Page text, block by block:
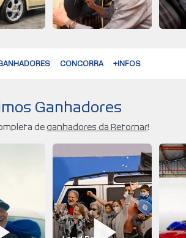
CONCORRA +INFOS
Ganhadores
deganhadores da Retornar!